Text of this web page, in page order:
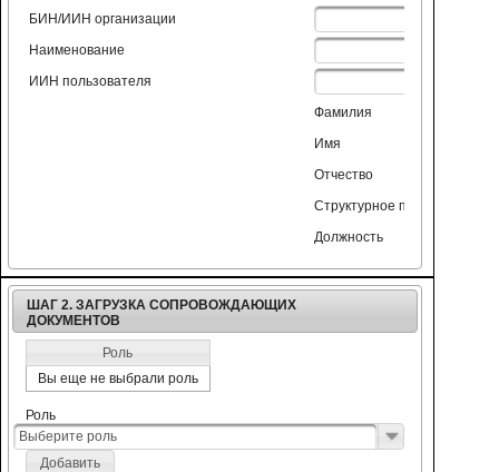
БИН/ИИН организации
Наименование
ИИН пользователя
Фамилия
Имя
Отчество
Структурное подразделение
Должность
ШАГ 2. ЗАГРУЗКА СОПРОВОЖДАЮЩИХ
ДОКУМЕНТОВ
Роль
Вы еще не выбрали роль
Роль
Выберите роль
Добавить